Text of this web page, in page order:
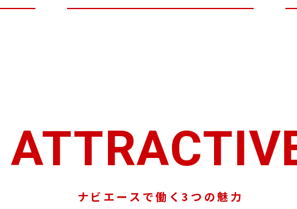
ナビエースで働く3つの魅力